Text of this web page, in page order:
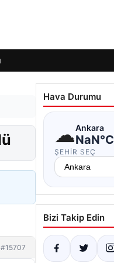
#15707
Hava Durumu
☁Ankara
NaN°C
ŞEHIR SEÇ
Bizi Takip Edin